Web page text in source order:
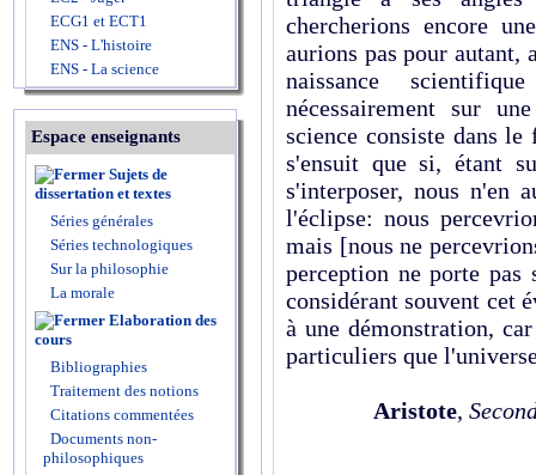
ECG1 et ECT1
ENS - L'histoire
ENS - La science
Espace enseignants
Sujets de
dissertation et textes
Séries générales
Séries technologiques
Sur la philosophie
La morale
Elaboration des
cours
Bibliographies
Traitement des notions
Citations commentées
Documents non-
philosophiques
chercherions encore
aurions pas pour
naissance
nécessairement sur
science consiste dans
s'ensuit que si, étant
s'interposer, nous n'en
l'éclipse: nous
mais [nous ne
percep­tion ne porte
considérant souvent cet
à une démonstra­tion,
particuliers que
Aristote,